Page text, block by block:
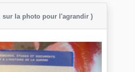
sur la photo pour l'agrandir )